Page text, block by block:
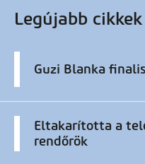
Legújabb cikkek
Guzi Blanka
Eltakarította a
rendőrök